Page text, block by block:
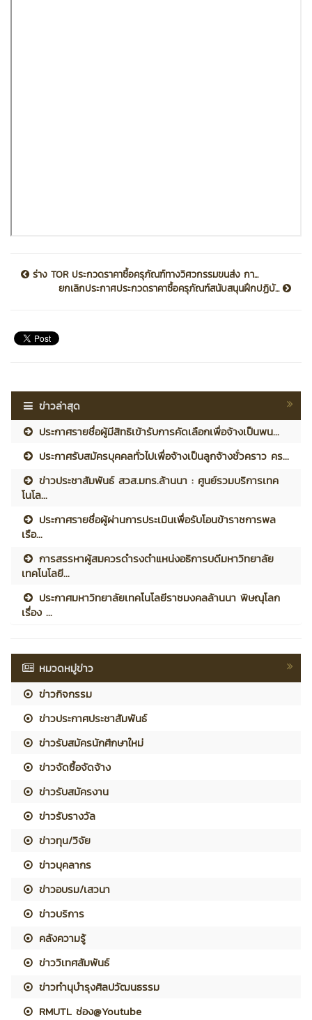
ร่าง TOR ประกวดราคาซื้อครุภัณฑ์ทางวิศวกรรมขนส่ง กา...
ยกเลิกประกาศประกวดราคาซื้อครุภัณฑ์สนับสนุนฝึกปฏิบั...
ข่าวล่าสุด
ประกาศรายชื่อผู้มีสิทธิเข้ารับการคัดเลือกเพื่อจ้างเป็นพน...
ประกาศรับสมัครบุคคลทั่วไปเพื่อจ้างเป็นลูกจ้างชั่วคราว คร...
ข่าวประชาสัมพันธ์ สวส.มทร.ล้านนา : ศูนย์รวมบริการเทค
โนโล...
ประกาศรายชื่อผู้ผ่านการประเมินเพื่อรับโอนข้าราชการพล
เรือ...
การสรรหาผู้สมควรดำรงตำแหน่งอธิการบดีมหาวิทยาลัย
เทคโนโลยี...
ประกาศมหาวิทยาลัยเทคโนโลยีราชมงคลล้านนา พิษณุโลก
เรื่อง ...
หมวดหมู่ข่าว
ข่าวกิจกรรม
ข่าวประกาศประชาสัมพันธ์
ข่าวรับสมัครนักศึกษาใหม่
ข่าวจัดซื้อจัดจ้าง
ข่าวรับสมัครงาน
ข่าวรับรางวัล
ข่าวทุน/วิจัย
ข่าวบุคลากร
ข่าวอบรม/เสวนา
ข่าวบริการ
คลังความรู้
ข่าววิเทศสัมพันธ์
ข่าวทำนุบำรุงศิลปวัฒนธรรม
RMUTL ช่อง@Youtube